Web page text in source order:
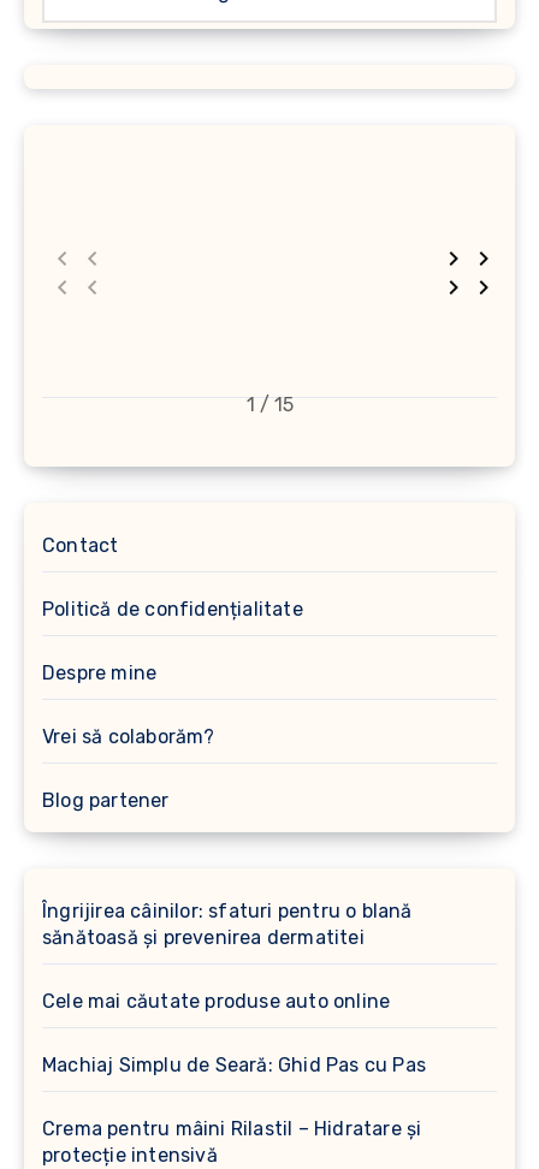
1 / 15
Contact
Politică de confidențialitate
Despre mine
Vrei să colaborăm?
Blog partener
Îngrijirea câinilor: sfaturi pentru o blană
sănătoasă și prevenirea dermatitei
Cele mai căutate produse auto online
Machiaj Simplu de Seară: Ghid Pas cu Pas
Crema pentru mâini Rilastil – Hidratare și
protecție intensivă